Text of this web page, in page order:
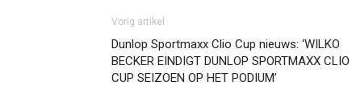
Vorig artikel
Dunlop Sportmaxx Clio Cup nieuws: ‘WILKO
BECKER EINDIGT DUNLOP SPORTMAXX CLIO
CUP SEIZOEN OP HET PODIUM’